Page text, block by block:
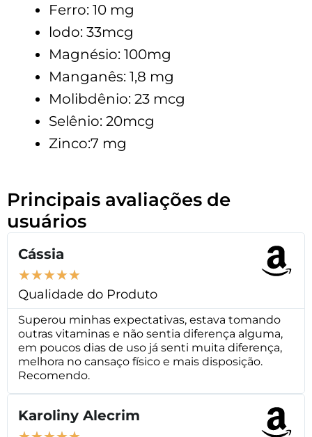
Ferro: 10 mg
lodo: 33mcg
Magnésio: 100mg
Manganês: 1,8 mg
Molibdênio: 23 mcg
Selênio: 20mcg
Zinco:7 mg
Principais avaliações de
usuários
Cássia
★★★★★
Qualidade do Produto
Superou minhas expectativas, estava tomando
outras vitaminas e não sentia diferença alguma,
em poucos dias de uso já senti muita diferença,
melhora no cansaço físico e mais disposição.
Recomendo.
Karoliny Alecrim